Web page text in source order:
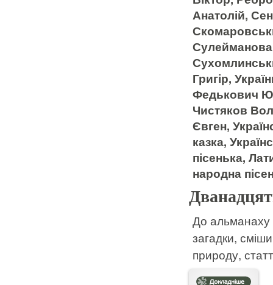
Анатолій,
Сулейманова
Григір,
Федькович
Чистяков
Євген,
казка,
пісенька,
народна
До альманаху
загадки,
природу,